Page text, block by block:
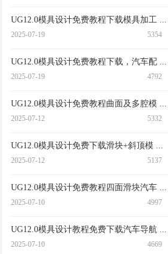
UG12.0模具设计免费教程下载模具加工 ...
2025-07-19 5354
UG12.0模具设计免费教程下载，汽车配 ...
2025-07-19 4792
UG12.0模具设计免费教程曲面及多腔模 ...
2025-07-12 5332
UG12.0模具设计免费下载滑块+斜顶模 ...
2025-07-12 5137
UG12.0模具设计免费教程四面滑块汽车 ...
2025-07-10 4997
UG12.0模具设计教程免费下载汽车导航 ...
2025-07-10 4669